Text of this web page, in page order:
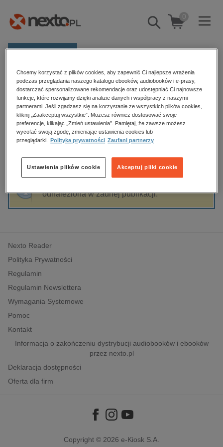
Pokaż/schowaj
wyszukiwarkę
0
Kategorie
Zobacz wszystkie E-prasa
budownictwo, aranżacja wnętrz
biznesowe, branżowe, gospodarka
dzienniki
edukacja
hobby, sport, rozrywka
komputery, internet, technologie, informatyka
polityka, społeczno-informacyjne
psychologiczne
inne
popularno-naukowe
historia
Strona główna Michał Konarski
Michał Konarski
Sortowanie Filtrowanie
odnaleziona w żadnej publikacji.
Nexto Reader
Polityka Prywatności
Regulamin
Regulamin Newslettera
Wymagania Systemowe
Pomoc
Kontakt
Informacja o zakończeniu dystrybucji audiobooków i ebooków
przez nexto.pl
Deklaracja dostępności
Oferta dla firm
Copyright © 2026 e-Kiosk S.A.
Chcemy korzystać z plików cookies, aby zapewnić Ci najlepsze wrażenia
podczas przeglądania naszego katalogu ebooków, audiobooków i e-prasy,
dostarczać spersonalizowane rekomendacje oraz udostępniać Ci najnowsze
funkcje, które rozwijamy dzięki analizie danych i współpracy z naszymi
partnerami. Jeśli zgadzasz się na korzystanie ze wszystkich plików cookies,
kliknij „Zaakceptuj wszystkie”. Możesz również dostosować swoje
preferencje, klikając „Zmień ustawienia”. Pamiętaj, że zawsze możesz
wycofać swoją zgodę, zmieniając ustawienia cookies lub
przeglądarki.
Polityka prywatności Zaufani partnerzy
Akceptuj pliki cookie
Ustawienia plików cookie